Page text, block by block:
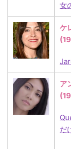
女
ケ
ア
だ